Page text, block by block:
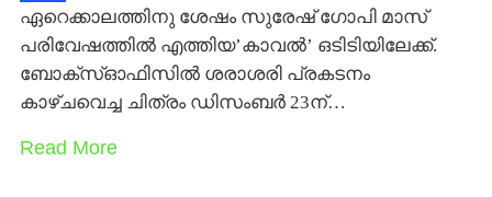
ഏറെക്കാലത്തിനു ശേഷം സുരേഷ് ഗോപി മാസ്
പരിവേഷത്തില്‍ എത്തിയ’കാവല്‍’ ഒടിടിയിലേക്ക്.
ബോക്സ്ഓഫിസില്‍ ശരാശരി പ്രകടനം
കാഴ്ചവെച്ച ചിത്രം ഡിസംബര്‍ 23ന്…
Read More